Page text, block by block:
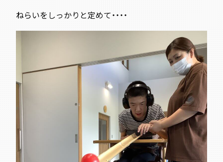
ねらいをしっかりと定めて・・・・